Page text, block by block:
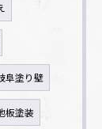
阜塗り壁
板塗装